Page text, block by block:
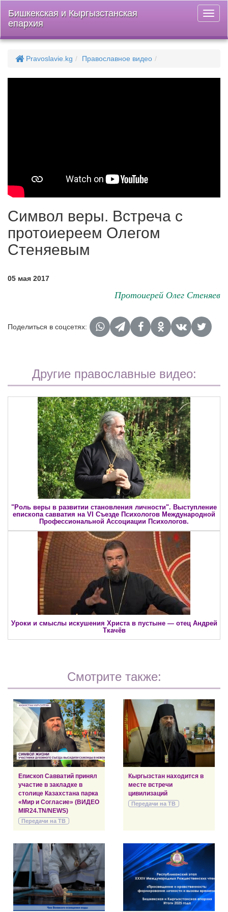
меню
Бишкекская и Кыргызстанская
епархия
Pravoslavie.kg Православное видео
Символ веры. Встреча с
протоиереем Олегом
Стеняевым
05 мая 2017
Протоиерей Олег Стеняев
Поделиться в соцсетях:
Другие православные видео:
"Роль веры в развитии становления личности". Выступление
епископа савватия на VI Съезде Психологов Международной
Профессиональной Ассоциации Психологов.
Уроки и смыслы искушения Христа в пустыне — отец Андрей
Ткачёв
Смотрите также:
Епископ Савватий принял
участие в закладке в
столице Казахстана парка
«Мир и Согласие» (ВИДЕО
MIR24.TN/NEWS)
Передачи на ТВ
Кыргызстан находится в
месте встречи
цивилизаций
Передачи на ТВ